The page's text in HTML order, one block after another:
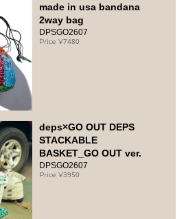
made in usa bandana
2way bag
DPSGO2607
7480
deps×GO OUT DEPS
STACKABLE
BASKET_GO OUT ver.
DPSGO2607
3950